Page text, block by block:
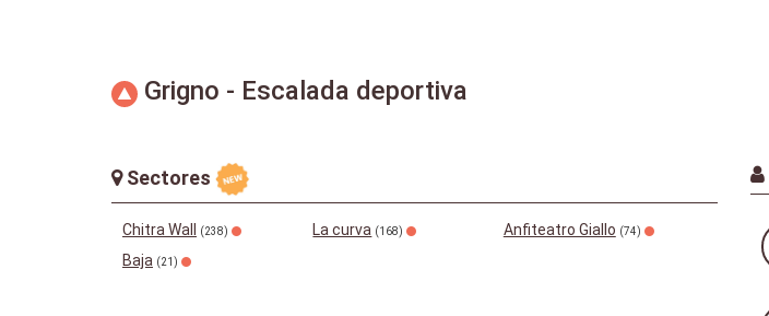
Grigno - Escalada deportiva
Sectores
Chitra Wall (238) La curva (168) Anfiteatro Giallo (74)
Baja (21)